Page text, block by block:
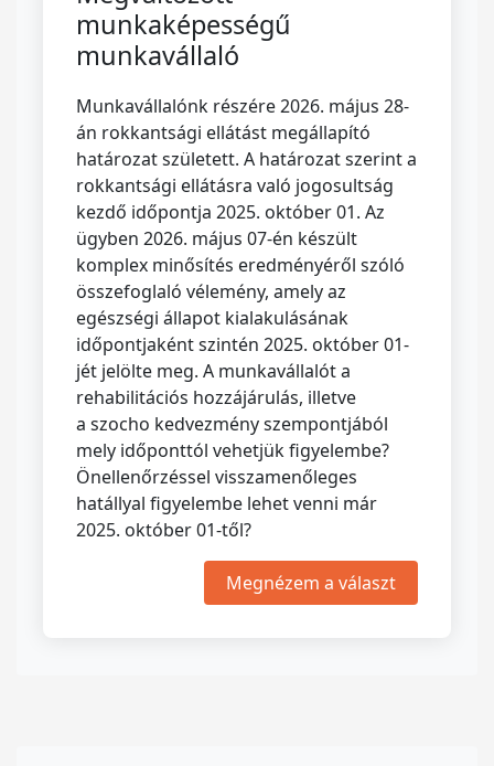
munkaképességű
munkavállaló
Munkavállalónk részére 2026. május 28-
án rokkantsági ellátást megállapító
határozat született. A határozat szerint a
rokkantsági ellátásra való jogosultság
kezdő időpontja 2025. október 01. Az
ügyben 2026. május 07-én készült
komplex minősítés eredményéről szóló
összefoglaló vélemény, amely az
egészségi állapot kialakulásának
időpontjaként szintén 2025. október 01-
jét jelölte meg. A munkavállalót a
rehabilitációs hozzájárulás, illetve
a szocho kedvezmény szempontjából
mely időponttól vehetjük figyelembe?
Önellenőrzéssel visszamenőleges
hatállyal figyelembe lehet venni már
2025. október 01-től?
Megnézem a választ